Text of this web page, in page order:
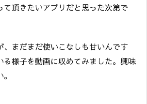
て頂きたいアプリだと思った次第で
、まだまだ使いこなしも甘いんです
る様子を動画に収めてみました。興味